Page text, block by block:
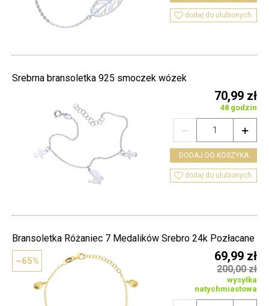
 dodaj do ulubionych
Srebrna bransoletka 925 smoczek wózek
70,99 zł
48 godzin


DODAJ DO KOSZYKA
 dodaj do ulubionych
~65%
Bransoletka Różaniec 7 Medalików Srebro 24k Pozłacane
69,99 zł
200,00 zł
wysyłka
natychmiastowa